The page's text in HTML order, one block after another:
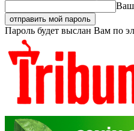
Ваш
Пароль будет выслан Вам по